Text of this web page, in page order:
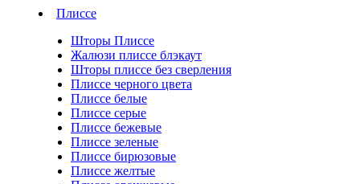
Плиссе
Шторы Плиссе
Жалюзи плиссе блэкаут
Шторы плиссе без сверления
Плиссе черного цвета
Плиссе белые
Плиссе серые
Плиссе бежевые
Плиссе зеленые
Плиссе бирюзовые
Плиссе желтые